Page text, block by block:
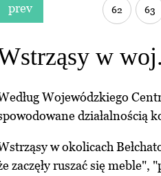
prev 62 63
w
Wojewódzkiego
działalnością
w okolicach
zaczęły ruszać się meble",